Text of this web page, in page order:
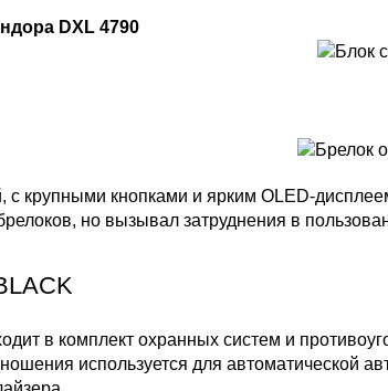
DXL 4790
с крупными кнопками и ярким OLED-
но вызывал затруднения в
в комплект охранных систем и
используется для автоматической